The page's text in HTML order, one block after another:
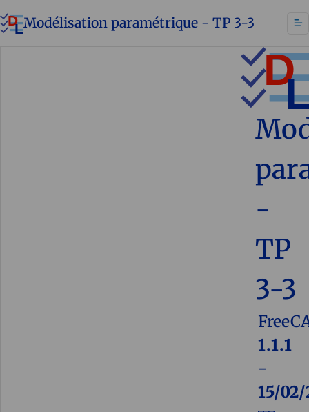
Modélisation paramétrique - TP 3-3
-
TP
3-3
1.1.1
-
15/